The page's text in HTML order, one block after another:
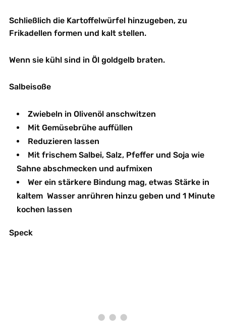
Schließlich die Kartoffelwürfel hinzugeben, zu
Frikadellen formen und kalt stellen.
Wenn sie kühl sind in Öl goldgelb braten.
Salbeisoße
Zwiebeln in Olivenöl anschwitzen
Mit Gemüsebrühe auffüllen
Reduzieren lassen
Mit frischem Salbei, Salz, Pfeffer und Soja wie
Sahne abschmecken und aufmixen
Wer ein stärkere Bindung mag, etwas Stärke in
kaltem Wasser anrühren hinzu geben und 1 Minute
kochen lassen
Speck